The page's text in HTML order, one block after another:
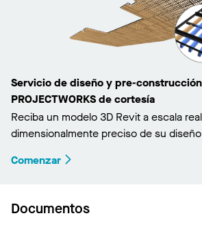
Servicio de diseño y pre-
PROJECTWORKS de cortesía
Reciba un modelo 3D Revit a escala
dimensionalmente preciso de su
Comenzar
Documentos